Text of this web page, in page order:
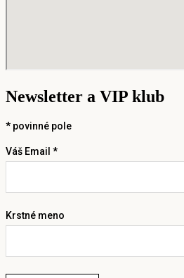
Newsletter a VIP klub
* povinné pole
Váš Email *
Krstné meno